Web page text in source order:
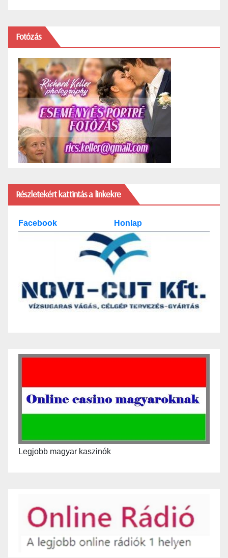
Fotózás
Részletekért kattintás a linkekre
Facebook Honlap
Legjobb magyar kaszinók